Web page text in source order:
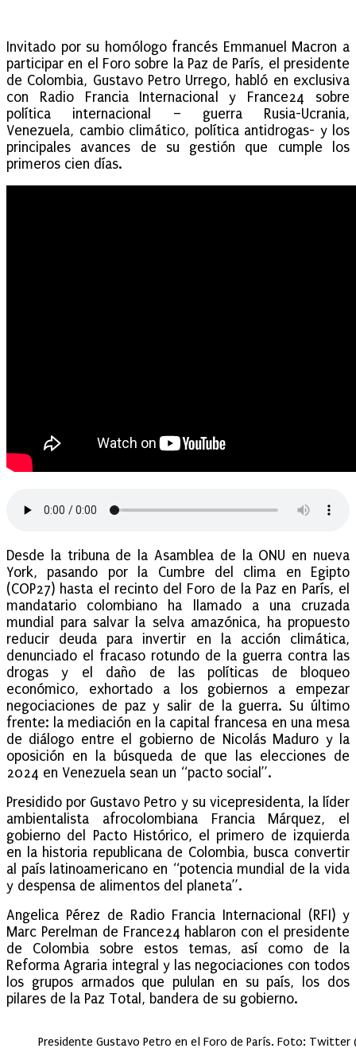
Invitado por su homólogo francés Emmanuel Macron a
participar en el Foro sobre la Paz de París, el presidente
de Colombia, Gustavo Petro Urrego, habló en exclusiva
con Radio Francia Internacional y France24 sobre
política internacional – guerra Rusia-Ucrania,
Venezuela, cambio climático, política antidrogas- y los
principales avances de su gestión que cumple los
primeros cien días.
Desde la tribuna de la Asamblea de la ONU en nueva
York, pasando por la Cumbre del clima en Egipto
(COP27) hasta el recinto del Foro de la Paz en París, el
mandatario colombiano ha llamado a una cruzada
mundial para salvar la selva amazónica, ha propuesto
reducir deuda para invertir en la acción climática,
denunciado el fracaso rotundo de la guerra contra las
drogas y el daño de las políticas de bloqueo
económico, exhortado a los gobiernos a empezar
negociaciones de paz y salir de la guerra. Su último
frente: la mediación en la capital francesa en una mesa
de diálogo entre el gobierno de Nicolás Maduro y la
oposición en la búsqueda de que las elecciones de
2024 en Venezuela sean un “pacto social”.
Presidido por Gustavo Petro y su vicepresidenta, la líder
ambientalista afrocolombiana Francia Márquez, el
gobierno del Pacto Histórico, el primero de izquierda
en la historia republicana de Colombia, busca convertir
al país latinoamericano en “potencia mundial de la vida
y despensa de alimentos del planeta”.
Angelica Pérez de Radio Francia Internacional (RFI) y
Marc Perelman de France24 hablaron con el presidente
de Colombia sobre estos temas, así como de la
Reforma Agraria integral y las negociaciones con todos
los grupos armados que pululan en su país, los dos
pilares de la Paz Total, bandera de su gobierno.
Presidente Gustavo Petro en el Foro de París. Foto: Twitter